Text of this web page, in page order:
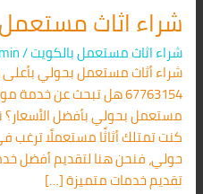
شراء اثاث
شراء اثاث مستعمل بالكويت/
شراء أثاث مستعمل بحولي
67763154 هل تبحث عن
مستعمل بحولي بأفضل الأسعار؟
كنت تمتلك أثاثًا مستعملًا
حولي، فنحن هنا لتقديم
تقديم خدمات متميزة […]